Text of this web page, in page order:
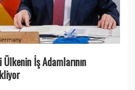
İş Adamlarının